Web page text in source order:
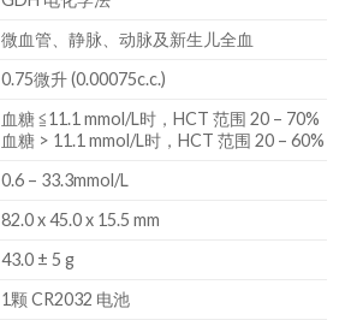
微血管、静脉、动脉及新生儿全血
0.75微升 (0.00075c.c.)
血糖 ≦11.1 mmol/L时，HCT 范围 20 – 70%
血糖 > 11.1 mmol/L时，HCT 范围 20 – 60%
0.6 – 33.3mmol/L
82.0 x 45.0 x 15.5 mm
43.0 ± 5 g
1颗 CR2032 电池